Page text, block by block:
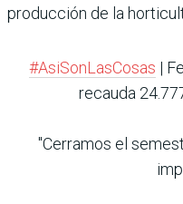
producción de la
#AsiSonLasCosas |
recauda
"Cerramos el